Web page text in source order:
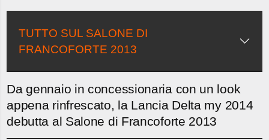
TUTTO SUL SALONE DI
FRANCOFORTE 2013
Da gennaio in concessionaria con un look
appena rinfrescato, la Lancia Delta my 2014
debutta al Salone di Francoforte 2013